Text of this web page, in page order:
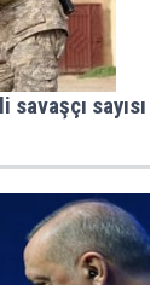
sayısı